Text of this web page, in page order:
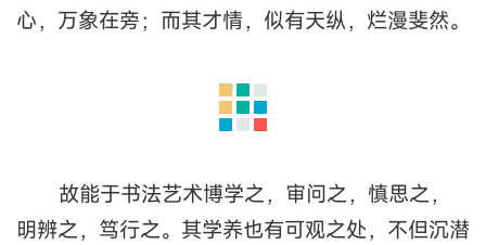
心，万象在旁；而其才情，似有天纵，烂漫斐然。